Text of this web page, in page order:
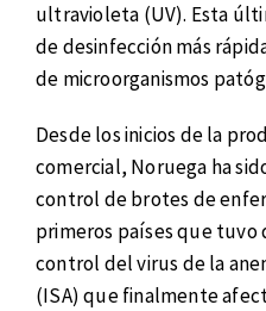
ultravioleta (UV). Esta
de desinfección más
de microorganismos
Desde los inicios de la
comercial, Noruega ha
control de brotes de
primeros países que tuvo
control del virus de la
(ISA) que finalmente